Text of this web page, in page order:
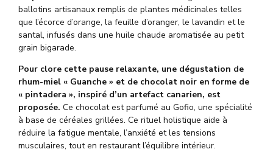
ballotins artisanaux remplis de plantes médicinales telles
que l’écorce d’orange, la feuille d’oranger, le lavandin et le
santal, infusés dans une huile chaude aromatisée au petit
grain bigarade.
Pour clore cette pause relaxante, une dégustation de
rhum-miel « Guanche » et de chocolat noir en forme de
« pintadera », inspiré d’un artefact canarien, est
proposée. Ce chocolat est parfumé au Gofio, une spécialité
à base de céréales grillées. Ce rituel holistique aide à
réduire la fatigue mentale, l’anxiété et les tensions
musculaires, tout en restaurant l’équilibre intérieur.